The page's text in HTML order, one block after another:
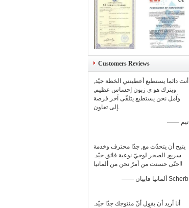
Customers Reviews
أنت دائما يستطيع أعطيتني الخطة جيّد,
ويترك هو ي زبون إحساس عظيم,
وآمل نحن يستطيع يتلقّى آخر فرصة
إلى تعاون.
—— تيم
يتيح أن يتحدّث مع, جدّا محترف وخدمة
سريع, الصخر لوحيّ نوعية فائق جيّد.
حتّى حسنت من أمرّ نحن من ألمانيا!!
—— ألمانيا فابيان Scherb
أنا أريد أن يقول أنّ منتوجك جدّا جيّد.